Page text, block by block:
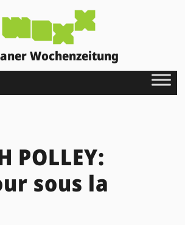
Wochenzeitung
POLLEY:
sous la